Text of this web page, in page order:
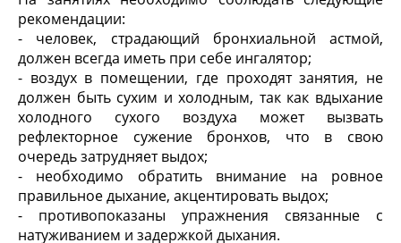
рекомендации:
- человек, страдающий бронхиальной астмой,
должен всегда иметь при себе ингалятор;
- воздух в помещении, где проходят занятия, не
должен быть сухим и холодным, так как вдыхание
холодного сухого воздуха может вызвать
рефлекторное сужение бронхов, что в свою
очередь затрудняет выдох;
- необходимо обратить внимание на ровное
правильное дыхание, акцентировать выдох;
- противопоказаны упражнения связанные с
натуживанием и задержкой дыхания.